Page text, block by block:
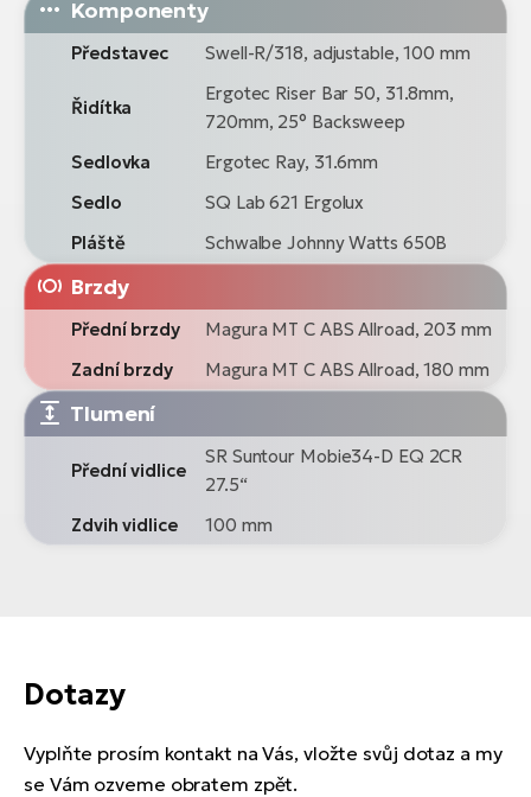
Komponenty
Představec Swell-R/318, adjustable, 100 mm
Řidítka
Ergotec Riser Bar 50, 31.8mm,
720mm, 25° Backsweep
Sedlovka
Ergotec Ray, 31.6mm
Sedlo
SQ Lab 621 Ergolux
Pláště
Schwalbe Johnny Watts 650B
Brzdy
Přední brzdy
Magura MT C ABS Allroad, 203 mm
Zadní brzdy
Magura MT C ABS Allroad, 180 mm
Tlumení
Přední vidlice
SR Suntour Mobie34-D EQ 2CR
27.5“
Zdvih vidlice
100 mm
Dotazy
Vyplňte prosím kontakt na Vás, vložte svůj dotaz a my
se Vám ozveme obratem zpět.